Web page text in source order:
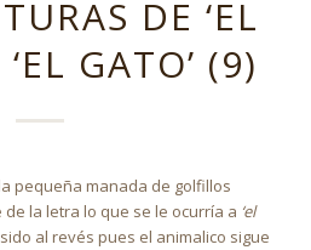
DE ‘EL
GATO’ (9)
pequeña manada de golfillos
la letra lo que se le ocurría a ‘el
al revés pues el animalico sigue